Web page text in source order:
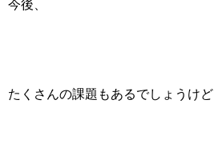
今後、
たくさんの課題もあるでしょうけど